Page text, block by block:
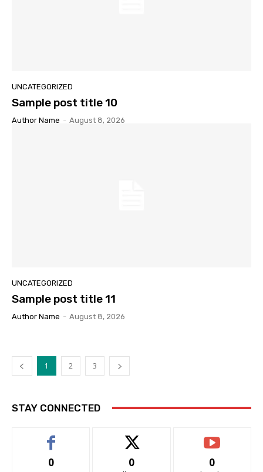
UNCATEGORIZED
Sample post title 10
Author Name - August 8, 2026
UNCATEGORIZED
Sample post title 11
Author Name - August 8, 2026
1 2 3
STAY CONNECTED
0 0 0